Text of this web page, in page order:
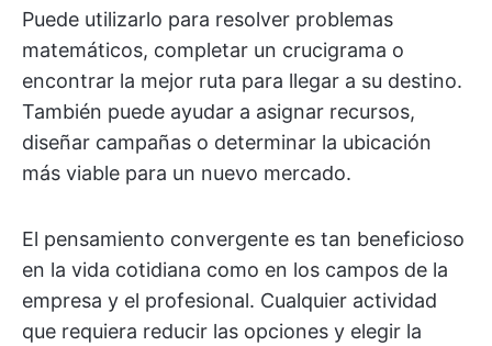
Puede utilizarlo para resolver problemas
matemáticos, completar un crucigrama o
encontrar la mejor ruta para llegar a su destino.
También puede ayudar a asignar recursos,
diseñar campañas o determinar la ubicación
más viable para un nuevo mercado.
El pensamiento convergente es tan beneficioso
en la vida cotidiana como en los campos de la
empresa y el profesional. Cualquier actividad
que requiera reducir las opciones y elegir la